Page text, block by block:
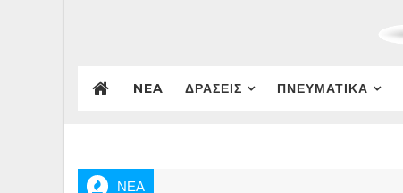
NEA ΔΡΑΣΕΙΣ ΠΝΕΥΜΑΤΙΚΑ
ΝΕΑ